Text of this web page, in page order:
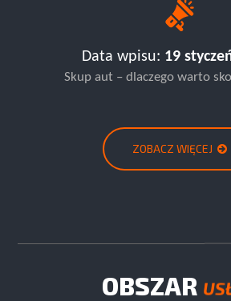
Data wpisu: 19
Skup aut – dlaczego warto
ZOBACZ WIĘCEJ
OBSZAR